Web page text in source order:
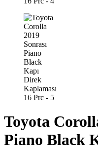
Toyota
Piano Black